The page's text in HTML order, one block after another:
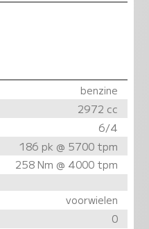
benzine
2972 cc
6/4
186 pk @ 5700 tpm
258 Nm @ 4000 tpm
voorwielen
0